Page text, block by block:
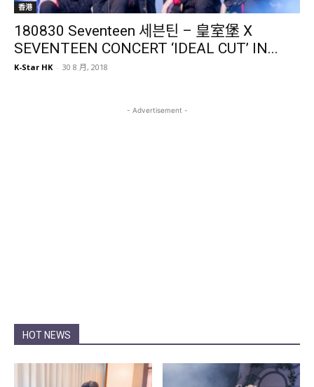
香港
180830 Seventeen 세븐틴 – 皇室堡 X
SEVENTEEN CONCERT ‘IDEAL CUT’ IN...
K-Star HK - 30 8 月, 2018
- Advertisement -
HOT NEWS